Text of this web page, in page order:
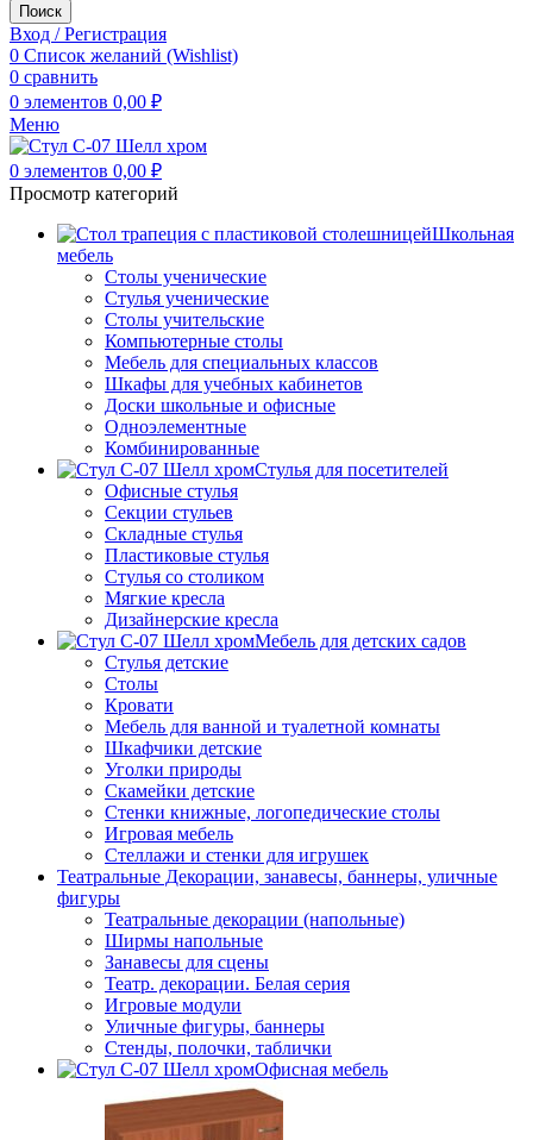
Поиск
Вход / Регистрация
0 Список желаний (Wishlist)
0 сравнить
0 элементов 0,00 ₽
Меню
0 элементов 0,00 ₽
Просмотр категорий
Школьная
мебель
Столы ученические
Стулья ученические
Столы учительские
Компьютерные столы
Мебель для специальных классов
Шкафы для учебных кабинетов
Доски школьные и офисные
Одноэлементные
Комбинированные
Стулья для посетителей
Офисные стулья
Секции стульев
Складные стулья
Пластиковые стулья
Стулья со столиком
Мягкие кресла
Дизайнерские кресла
Мебель для детских садов
Стулья детские
Столы
Кровати
Мебель для ванной и туалетной комнаты
Шкафчики детские
Уголки природы
Скамейки детские
Стенки книжные, логопедические столы
Игровая мебель
Стеллажи и стенки для игрушек
Театральные Декорации, занавесы, баннеры, уличные
фигуры
Театральные декорации (напольные)
Ширмы напольные
Занавесы для сцены
Театр. декорации. Белая серия
Игровые модули
Уличные фигуры, баннеры
Стенды, полочки, таблички
Офисная мебель